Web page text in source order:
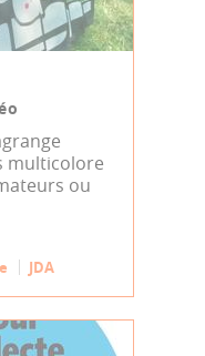
multicolore
ou
JDA